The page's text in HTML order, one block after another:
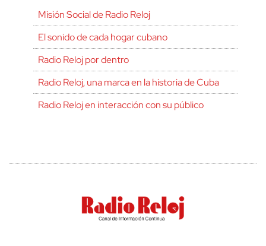
Misión Social de Radio Reloj
El sonido de cada hogar cubano
Radio Reloj por dentro
Radio Reloj, una marca en la historia de Cuba
Radio Reloj en interacción con su público